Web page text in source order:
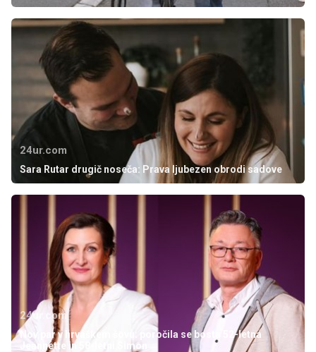
24ur.com
Sara Rutar drugič noseča: Prava ljubezen obrodi sadove
24ur.com
Nov par v hrvaškem šovu: poročila se bosta 52-letna
Jeannette in 58-letni Simon